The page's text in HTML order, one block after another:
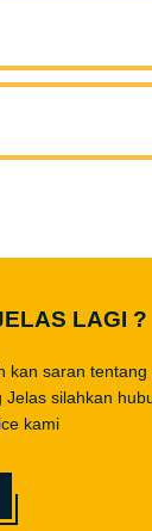
LAGI ?
kan saran tentang
silahkan
kami